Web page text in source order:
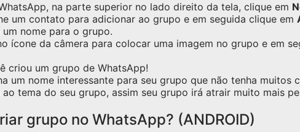
na parte superior no lado direito da tela, clique em
um contato para adicionar ao grupo e em seguida clique em
um nome para o grupo.
ícone da câmera para colocar uma imagem no grupo e em
criou um grupo de WhatsApp!
um nome interessante para seu grupo que não tenha
ao tema do seu grupo, assim seu grupo irá atrair muito mais
grupo no WhatsApp? (ANDROID)